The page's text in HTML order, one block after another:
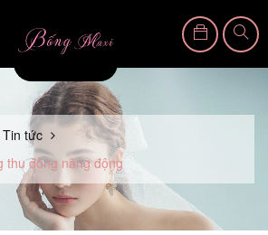
Tin tức
thu đông năng động